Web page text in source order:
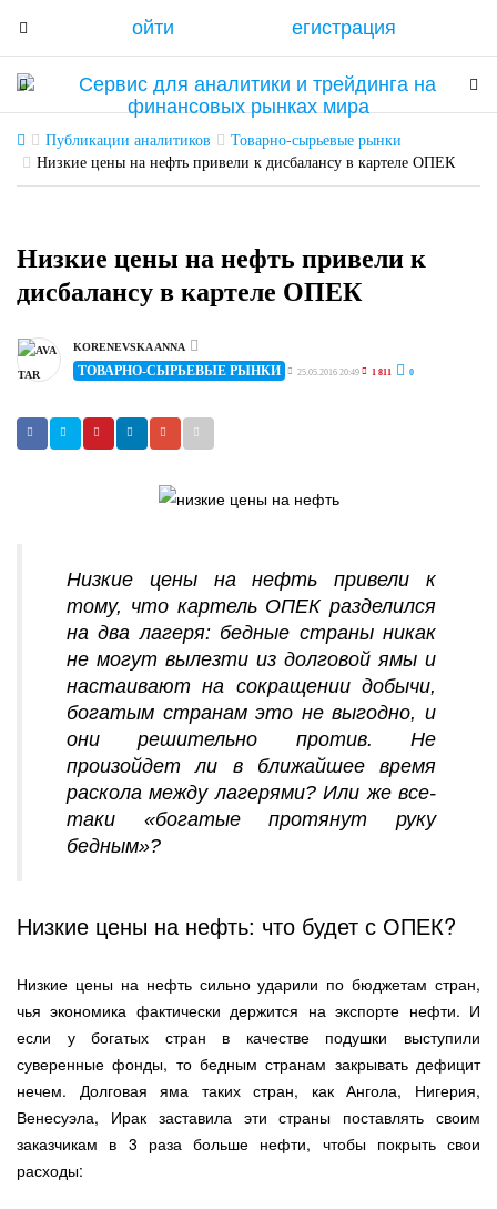
T
o
g
l
e
n
i
g
t
i
ойти егистрация
T
o
g
g
l
a
v
g
a
T
o
l
Публикации аналитиков
Товарно-сырьевые рынки
Низкие цены на нефть привели к дисбалансу в картеле ОПЕК
Низкие цены на нефть привели к
дисбалансу в картеле ОПЕК
KORENEVSKA ANNA
ТОВАРНО-СЫРЬЕВЫЕ РЫНКИ 25.05.2016 20:49 1 811 0
Низкие цены на нефть привели к
тому, что картель ОПЕК разделился
на два лагеря: бедные страны никак
не могут вылезти из долговой ямы и
настаивают на сокращении добычи,
богатым странам это не выгодно, и
они решительно против. Не
произойдет ли в ближайшее время
раскола между лагерями? Или же все-
таки «богатые протянут руку
бедным»?
Низкие цены на нефть: что будет с ОПЕК?
Низкие цены на нефть сильно ударили по бюджетам стран,
чья экономика фактически держится на экспорте нефти. И
если у богатых стран в качестве подушки выступили
суверенные фонды, то бедным странам закрывать дефицит
нечем. Долговая яма таких стран, как Ангола, Нигерия,
Венесуэла, Ирак заставила эти страны поставлять своим
заказчикам в 3 раза больше нефти, чтобы покрыть свои
расходы: